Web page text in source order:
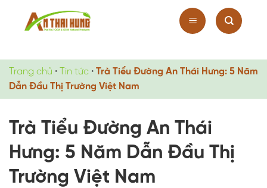
Trang chủ • Tin tức • Trà Tiểu Đường An Thái Hưng: 5 Năm
Dẫn Đầu Thị Trường Việt Nam
Trà Tiểu Đường An Thái
Hưng: 5 Năm Dẫn Đầu Thị
Trường Việt Nam